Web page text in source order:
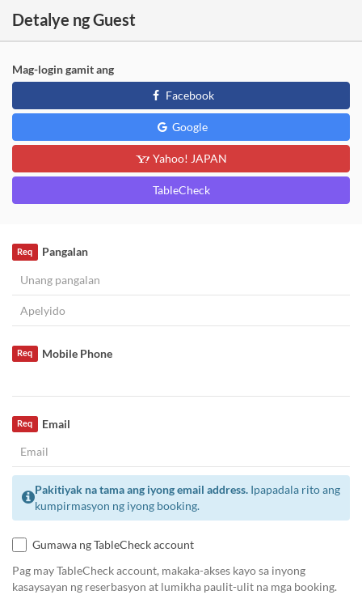
Detalye ng Guest
Mag-login gamit ang
Facebook
Google
Yahoo! JAPAN
TableCheck
Pangalan
Req
Mobile Phone
Req
Email
Req
Pakitiyak na tama ang iyong email address. Ipapadala rito ang
kumpirmasyon ng iyong booking.
Gumawa ng TableCheck account
Pag may TableCheck account, makaka-akses kayo sa inyong
kasaysayan ng reserbasyon at lumikha paulit-ulit na mga booking.